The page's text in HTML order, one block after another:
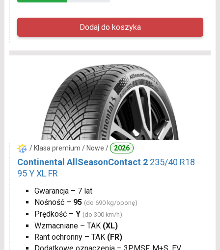
/ Klasa premium / Nowe / 2026
Continental AllSeasonContact 2 235/40 R18
95 Y XL FR
Gwarancja – 7 lat
Nośność – 95 (do 690 kg/oponę)
Prędkość – Y (do 300 km/h)
Wzmacniane – TAK (XL)
Rant ochronny – TAK (FR)
Dodatkowe oznaczenia – 3PMSF, M+S, EV